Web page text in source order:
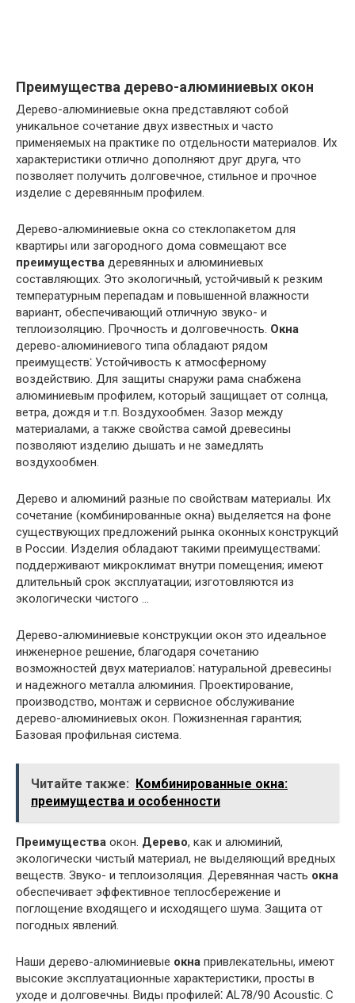
Преимущества дерево-алюминиевых окон
Дерево-алюминиевые окна представляют собой
уникальное сочетание двух известных и часто
применяемых на практике по отдельности материалов. Их
характеристики отлично дополняют друг друга, что
позволяет получить долговечное, стильное и прочное
изделие с деревянным профилем.
Дерево-алюминиевые окна со стеклопакетом для
квартиры или загородного дома совмещают все
преимущества деревянных и алюминиевых
составляющих. Это экологичный, устойчивый к резким
температурным перепадам и повышенной влажности
вариант, обеспечивающий отличную звуко- и
теплоизоляцию. Прочность и долговечность. Окна
дерево-алюминиевого типа обладают рядом
преимуществ⁚ Устойчивость к атмосферному
воздействию. Для защиты снаружи рама снабжена
алюминиевым профилем, который защищает от солнца,
ветра, дождя и т.п. Воздухообмен. Зазор между
материалами, а также свойства самой древесины
позволяют изделию дышать и не замедлять
воздухообмен.
Дерево и алюминий разные по свойствам материалы. Их
сочетание (комбинированные окна) выделяется на фоне
существующих предложений рынка оконных конструкций
в России. Изделия обладают такими преимуществами⁚
поддерживают микроклимат внутри помещения; имеют
длительный срок эксплуатации; изготовляются из
экологически чистого …
Дерево-алюминиевые конструкции окон это идеальное
инженерное решение, благодаря сочетанию
возможностей двух материалов⁚ натуральной древесины
и надежного металла алюминия. Проектирование,
производство, монтаж и сервисное обслуживание
дерево-алюминиевых окон. Пожизненная гарантия;
Базовая профильная система.
Читайте также: Комбинированные окна:
преимущества и особенности
Преимущества окон. Дерево, как и алюминий,
экологически чистый материал, не выделяющий вредных
веществ. Звуко- и теплоизоляция. Деревянная часть окна
обеспечивает эффективное теплосбережение и
поглощение входящего и исходящего шума. Защита от
погодных явлений.
Наши дерево-алюминиевые окна привлекательны, имеют
высокие эксплуатационные характеристики, просты в
уходе и долговечны. Виды профилей⁚ AL78/90 Acoustic. С